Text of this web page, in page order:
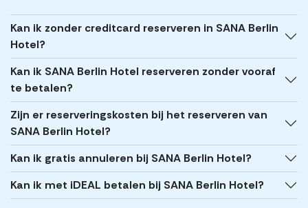
Kan ik zonder creditcard reserveren in SANA Berlin
Hotel?
Kan ik SANA Berlin Hotel reserveren zonder vooraf
te betalen?
Zijn er reserveringskosten bij het reserveren van
SANA Berlin Hotel?
Kan ik gratis annuleren bij SANA Berlin Hotel?
Kan ik met iDEAL betalen bij SANA Berlin Hotel?